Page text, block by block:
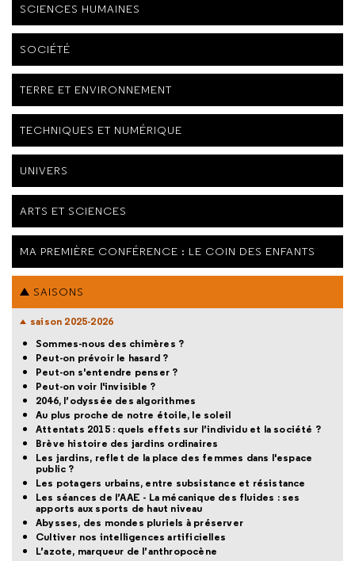
SCIENCES HUMAINES
SOCIÉTÉ
TERRE ET ENVIRONNEMENT
TECHNIQUES ET NUMÉRIQUE
UNIVERS
ARTS ET SCIENCES
MA PREMIÈRE CONFÉRENCE : LE COIN DES ENFANTS
SAISONS
saison 2025-2026
Sommes-nous des chimères ?
Peut-on prévoir le hasard ?
Peut-on s'entendre penser ?
Peut-on voir l'invisible ?
2046, l’odyssée des algorithmes
Au plus proche de notre étoile, le soleil
Attentats 2015 : quels effets sur l’individu et la société ?
Brève histoire des jardins ordinaires
Les jardins, reflet de la place des femmes dans l'espace
public ?
Les potagers urbains, entre subsistance et résistance
Les séances de l’AAE - La mécanique des fluides : ses
apports aux sports de haut niveau
Abysses, des mondes pluriels à préserver
Cultiver nos intelligences artificielles
L’azote, marqueur de l’anthropocène